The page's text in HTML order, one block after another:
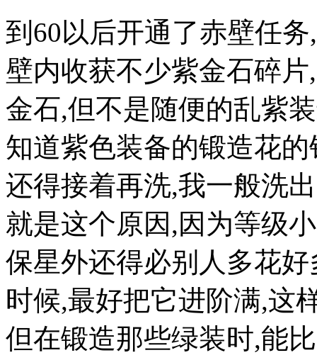
到60以后开通了赤壁任
壁内收获不少紫金石碎
金石,但不是随便的乱紫
知道紫色装备的锻造花
还得接着再洗,我一般洗
就是这个原因,因为等级
保星外还得必别人多花
时候,最好把它进阶满,这
但在锻造那些绿装时,能